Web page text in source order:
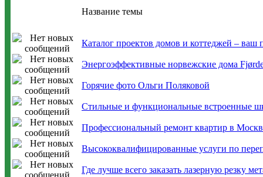
Название темы
Каталог проектов домов и коттеджей – ваш
Энергоэффективные норвежские дома
Горячие фото Ольги Поляковой
Стильные и функциональные встроенные
Профессиональный ремонт квартир в
Высококвалифицированные услуги по
Где лучше всего заказать лазерную резку